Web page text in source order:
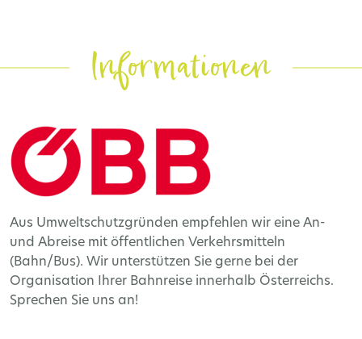
Informationen
Aus Umweltschutzgründen empfehlen wir eine An-
und Abreise mit öffentlichen Verkehrsmitteln
(Bahn/Bus). Wir unterstützen Sie gerne bei der
Organisation Ihrer Bahnreise innerhalb Österreichs.
Sprechen Sie uns an!